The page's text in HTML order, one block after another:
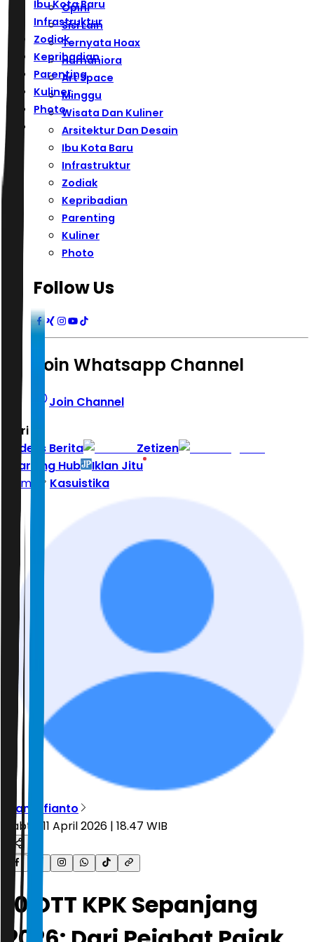
Ibu Kota Baru
Infrastruktur
Zodiak
Kepribadian
Parenting
Kuliner
Photo
Opini
Sisi Lain
Ternyata Hoax
Humaniora
Art Space
Minggu
Wisata Dan Kuliner
Arsitektur Dan Desain
Ibu Kota Baru
Infrastruktur
Zodiak
Kepribadian
Parenting
Kuliner
Photo
Follow Us
Join Whatsapp Channel
Join Channel
Hari ini
Indeks Berita
Zetizen
Learning Hub
Iklan Jitu
Home
Kasuistika
Rian Alfianto
Sabtu, 11 April 2026 | 18.47 WIB
10 OTT KPK Sepanjang